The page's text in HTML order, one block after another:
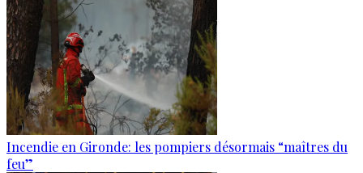
Incendie en Gironde: les pompiers désormais “maîtres du
feu”